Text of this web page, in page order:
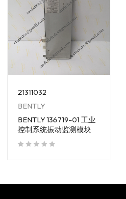
21311032
BENTLY
BENTLY 136719-01 工业
控制系统振动监测模块